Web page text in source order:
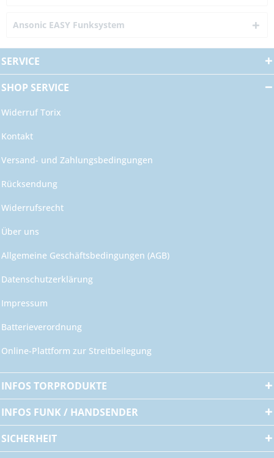
Ansonic EASY Funksystem
SERVICE
SHOP SERVICE
Widerruf Torix
Kontakt
Versand- und Zahlungsbedingungen
Rücksendung
Widerrufsrecht
Über uns
Allgemeine Geschäftsbedingungen (AGB)
Datenschutzerklärung
Impressum
Batterieverordnung
Online-Plattform zur Streitbeilegung
INFOS TORPRODUKTE
INFOS FUNK / HANDSENDER
SICHERHEIT